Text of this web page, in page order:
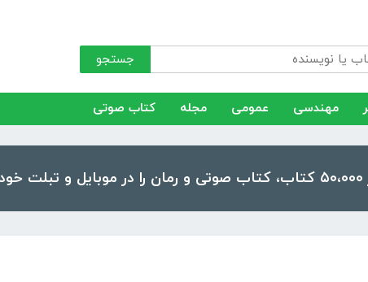
جستجو
مهندسی عمومی مجله کتاب صوتی